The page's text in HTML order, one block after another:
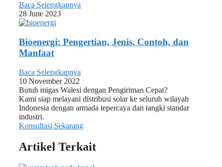
Baca Selengkapnya
28 June 2023
Bioenergi: Pengertian, Jenis, Contoh, dan
Manfaat
Baca Selengkapnya
10 November 2022
Butuh migas Walesi dengan Pengiriman Cepat?
Kami siap melayani distribusi solar ke seluruh wilayah
Indonesia dengan armada tepercaya dan tangki standar
industri.
Konsultasi Sekarang
Artikel Terkait